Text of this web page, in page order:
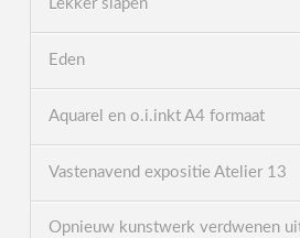
Lekker slapen
Eden
Aquarel en o.i.inkt A4 formaat
Vastenavend expositie Atelier 13
Opnieuw kunstwerk verdwenen